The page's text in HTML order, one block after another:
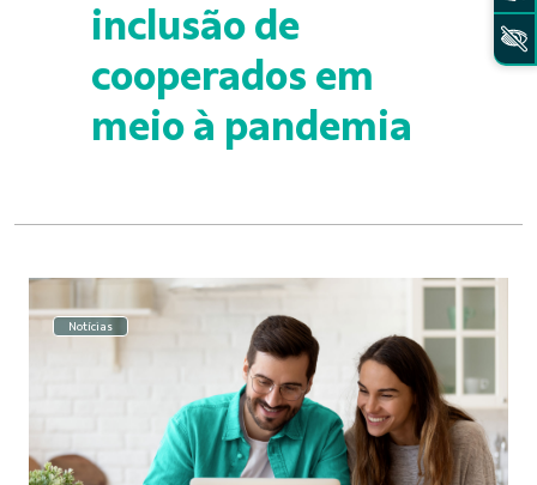
inclusão de
cooperados em
meio à pandemia
Notícias